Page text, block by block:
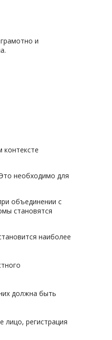
и
необходимо для
объединении с
становятся
наиболее
должна быть
лицо, регистрация